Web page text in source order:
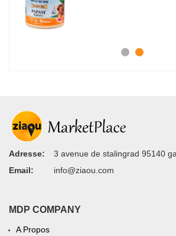
Adresse:
3 avenue de stalingrad 95140
Email:
info@ziaou.com
MDP COMPANY
A Propos